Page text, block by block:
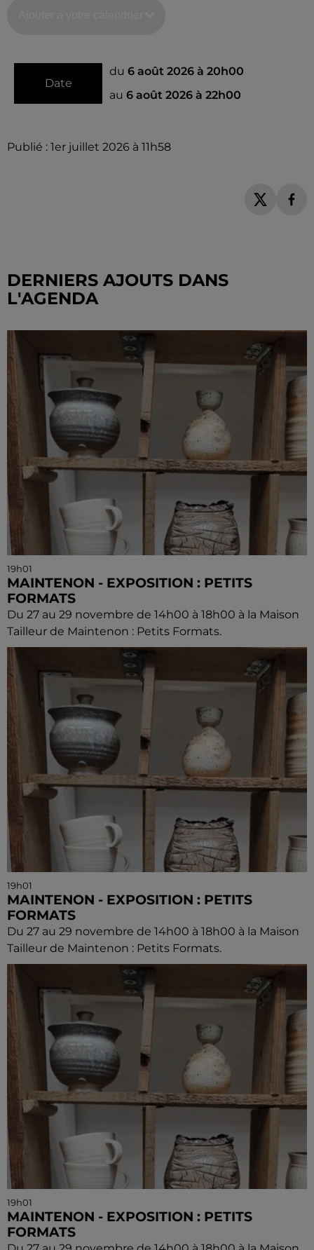
Date
du 6 août 2026 à 20h00
au 6 août 2026 à 22h00
Publié : 1er juillet 2026 à 11h58
DERNIERS AJOUTS DANS
L'AGENDA
19h01
MAINTENON - EXPOSITION : PETITS
FORMATS
Du 27 au 29 novembre de 14h00 à 18h00 à la Maison
Tailleur de Maintenon : Petits Formats.
19h01
MAINTENON - EXPOSITION : PETITS
FORMATS
Du 27 au 29 novembre de 14h00 à 18h00 à la Maison
Tailleur de Maintenon : Petits Formats.
19h01
MAINTENON - EXPOSITION : PETITS
FORMATS